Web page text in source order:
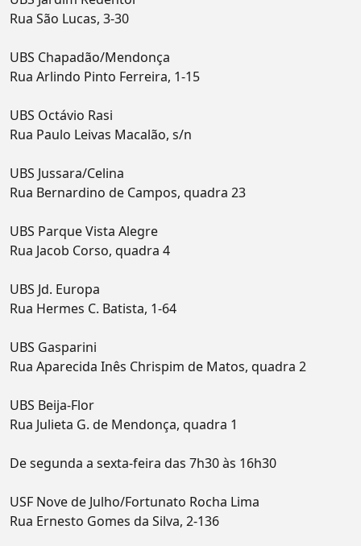
Rua São Lucas, 3-30
UBS Chapadão/Mendonça
Rua Arlindo Pinto Ferreira, 1-15
UBS Octávio Rasi
Rua Paulo Leivas Macalão, s/n
UBS Jussara/Celina
Rua Bernardino de Campos, quadra 23
UBS Parque Vista Alegre
Rua Jacob Corso, quadra 4
UBS Jd. Europa
Rua Hermes C. Batista, 1-64
UBS Gasparini
Rua Aparecida Inês Chrispim de Matos, quadra 2
UBS Beija-Flor
Rua Julieta G. de Mendonça, quadra 1
De segunda a sexta-feira das 7h30 às 16h30
USF Nove de Julho/Fortunato Rocha Lima
Rua Ernesto Gomes da Silva, 2-136